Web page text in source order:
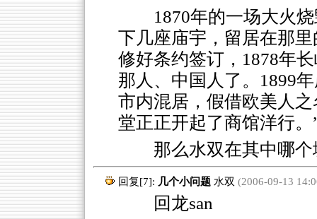
1870年的一场大火
下几座庙宇，留居在那
修好条约签订，1878年
那人、中国人了。1899
市内混居，假借欧美人
堂正正开起了商馆洋行。
那么水双在其中哪
回复[7]: 几个小问题 水双 (2006-09-13
回龙san